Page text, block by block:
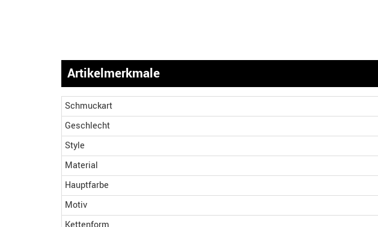
Artikelmerkmale
Schmuckart
Geschlecht
Style
Material
Hauptfarbe
Motiv